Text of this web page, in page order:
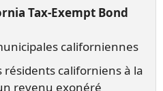
Tax-Exempt Bond
californiennes
résidents californiens à la
revenu exonéré